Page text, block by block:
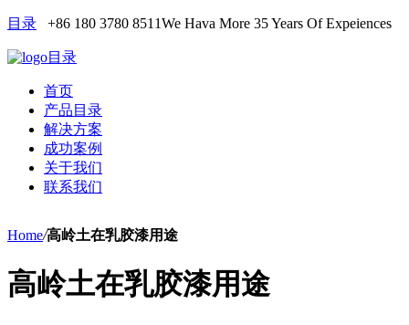
目录 +86 180 3780 8511We Hava More 35 Years Of Expeiences
目录
首页
产品目录
解决方案
成功案例
关于我们
联系我们
Home/高岭土在乳胶漆用途
高岭土在乳胶漆用途